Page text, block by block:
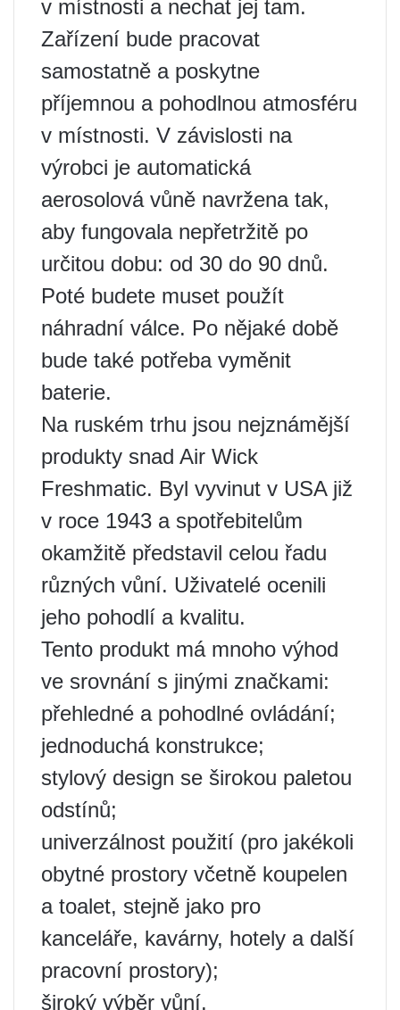
v místnosti a nechat jej tam.
Zařízení bude pracovat
samostatně a poskytne
příjemnou a pohodlnou atmosféru
v místnosti. V závislosti na
výrobci je automatická
aerosolová vůně navržena tak,
aby fungovala nepřetržitě po
určitou dobu: od 30 do 90 dnů.
Poté budete muset použít
náhradní válce. Po nějaké době
bude také potřeba vyměnit
baterie.
Na ruském trhu jsou nejznámější
produkty snad Air Wick
Freshmatic. Byl vyvinut v USA již
v roce 1943 a spotřebitelům
okamžitě představil celou řadu
různých vůní. Uživatelé ocenili
jeho pohodlí a kvalitu.
Tento produkt má mnoho výhod
ve srovnání s jinými značkami:
přehledné a pohodlné ovládání;
jednoduchá konstrukce;
stylový design se širokou paletou
odstínů;
univerzálnost použití (pro jakékoli
obytné prostory včetně koupelen
a toalet, stejně jako pro
kanceláře, kavárny, hotely a další
pracovní prostory);
široký výběr vůní.